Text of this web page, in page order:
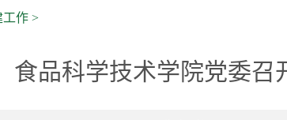
工作 >
食品科学技术学院党委召